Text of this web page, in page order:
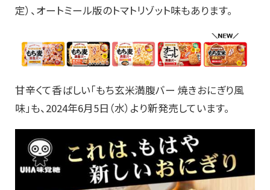
定）、オートミール版のトマトリゾット味もあります。
甘辛くて香ばしい「もち玄米満腹バー 焼きおにぎり風
味」も、2024年6月5日（水）より新発売しています。